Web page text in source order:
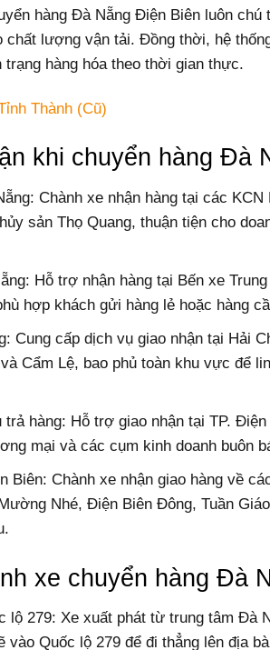
hàng Đà Nẵng Điện Biên luôn
chất lượng vận tải. Đồng thời, hệ
hàng hóa theo thời gian thực.
Thành (Cũ)
khi chuyển hàng Đà
Chành xe nhận hàng tại các KCN
sản Thọ Quang, thuận tiện cho
Hỗ trợ nhận hàng tại Bến xe
hợp khách gửi hàng lẻ hoặc hàng
Cung cấp dịch vụ giao nhận tại Hải
Cẩm Lệ, bao phủ toàn khu vực để
trả hàng: Hỗ trợ giao nhận tại TP.
mại và các cụm kinh doanh buôn
Biên: Chành xe nhận giao hàng về
Nhé, Điện Biên Đông, Tuần
xe chuyển hàng Đà
lộ 279: Xe xuất phát từ trung tâm Đà
vào Quốc lộ 279 để đi thẳng lên địa